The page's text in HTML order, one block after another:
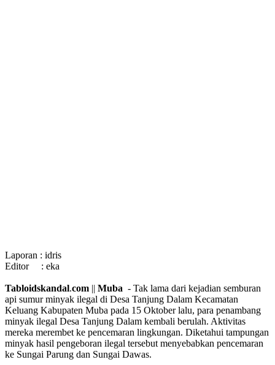
Laporan : idris
Editor : eka
Tabloidskandal.com || Muba - Tak lama dari kejadian semburan
api sumur minyak ilegal di Desa Tanjung Dalam Kecamatan
Keluang Kabupaten Muba pada 15 Oktober lalu, para penambang
minyak ilegal Desa Tanjung Dalam kembali berulah. Aktivitas
mereka merembet ke pencemaran lingkungan. Diketahui tampungan
minyak hasil pengeboran ilegal tersebut menyebabkan pencemaran
ke Sungai Parung dan Sungai Dawas.